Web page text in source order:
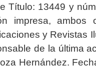
Título: 13449 y
impresa, ambos
y Revistas
de la última
Hernández.